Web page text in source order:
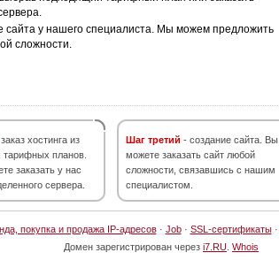
сайта у нашего специалиста. Мы можем предложить
сложности.
хостинга из
тарифных планов.
заказать у нас
сервера.
Шаг третий - создание сайта. Вы
можете заказать сайт любой
сложности, связавшись с нашим
специалистом.
покупка и продажа IP-адресов· Job· SSL-сертификаты·
Домен зарегистрирован через i7.RU Whois